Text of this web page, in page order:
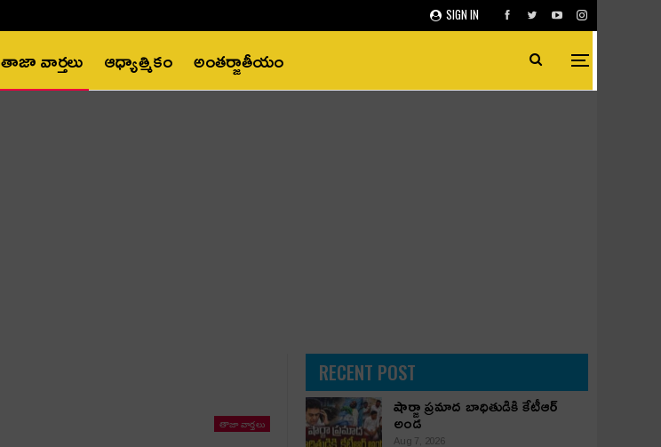
SIGN IN
తాజా వార్తలు ఆధ్యాత్మికం అంతర్జాతీయం
తాజా వార్తలు
RECENT POST
షార్జా ప్రమాద బాధితుడికి కేటీఆర్
అండ
Aug 7, 2026